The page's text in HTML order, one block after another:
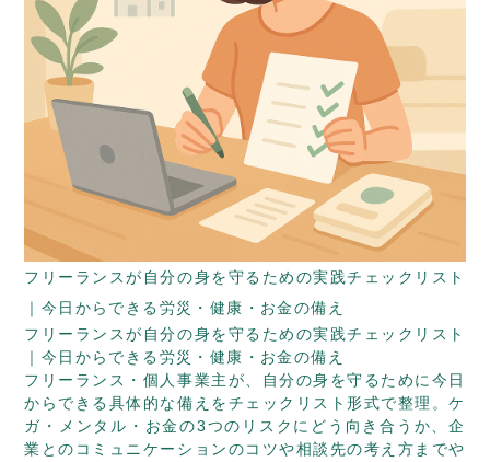
フリーランスが自分の身を守るための実践チェックリスト
｜今日からできる労災・健康・お金の備え
フリーランスが自分の身を守るための実践チェックリスト
｜今日からできる労災・健康・お金の備え
フリーランス・個人事業主が、自分の身を守るために今日
からできる具体的な備えをチェックリスト形式で整理。ケ
ガ・メンタル・お金の3つのリスクにどう向き合うか、企
業とのコミュニケーションのコツや相談先の考え方までや